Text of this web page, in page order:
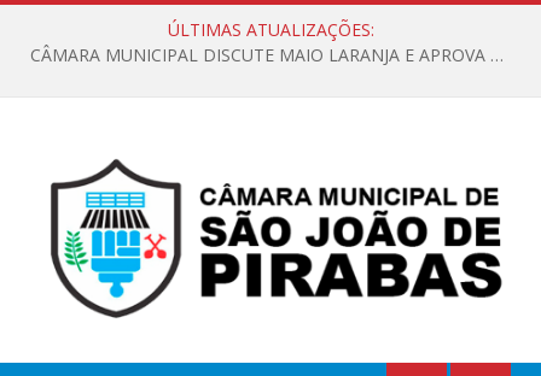
ÚLTIMAS ATUALIZAÇÕES:
CÂMARA MUNICIPAL DISCUTE MAIO LARANJA E APROVA REQUERIMENTO SOBRE SINALIZAÇÃO URBANA